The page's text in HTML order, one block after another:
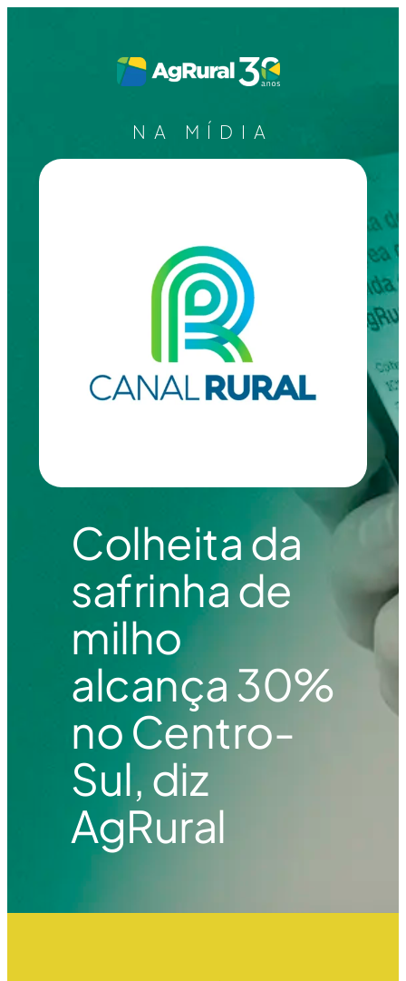
NA MÍDIA
Colheita da
safrinha de
milho
alcança 30%
no Centro-
Sul, diz
AgRural